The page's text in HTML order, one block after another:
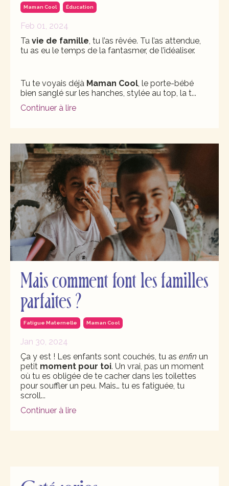
Maman Cool Éducation
Feb 01, 2024
Ta vie de famille, tu l’as rêvée. Tu l’as attendue,
tu as eu le temps de la fantasmer, de l’idéaliser.
Tu te voyais déjà Maman Cool , le porte-bébé
bien sanglé sur les hanches, stylée au top, la t...
Continuer à lire
Mais comment font les familles
parfaites ?
Fatigue Maternelle Maman Cool
Jan 30, 2024
Ça y est ! Les enfants sont couchés, tu as enfin un
petit moment pour toi. Un vrai, pas un moment
où tu es obligée de te cacher dans les toilettes
pour souffler un peu. Mais… tu es fatiguée, tu
scroll...
Continuer à lire